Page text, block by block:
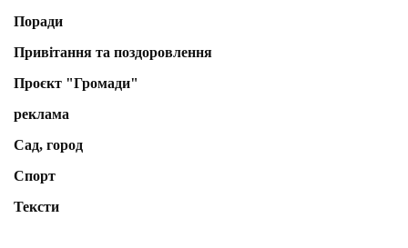
Поради
Привітання та поздоровлення
Проєкт "Громади"
реклама
Сад, город
Спорт
Тексти